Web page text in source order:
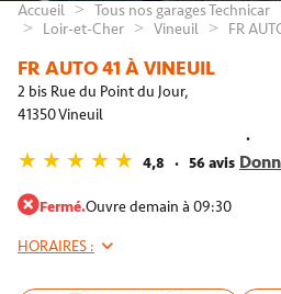
Accueil Tous nos garages Technicar
Loir-et-Cher
Vineuil FR
FR AUTO 41 À VINEUIL
2 bis Rue du Point du Jour,
41350 Vineuil
4,8 56 avis
Fermé.Ouvre demain à 09:30
HORAIRES :